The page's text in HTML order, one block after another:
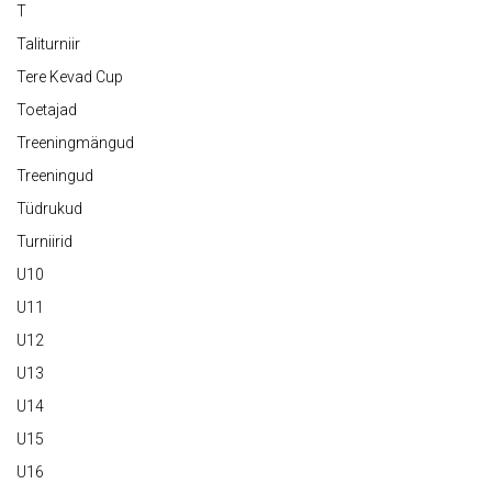
T
Taliturniir
Tere Kevad Cup
Toetajad
Treeningmängud
Treeningud
Tüdrukud
Turniirid
U10
U11
U12
U13
U14
U15
U16